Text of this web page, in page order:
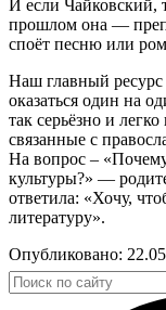
И если Чайковский,
прошлом она —
споёт песню или
Наш главный
оказаться один на
так серьёзно и
связанные с
На вопрос –
культуры?» —
ответила: «Хочу,
литературу».
Опубликовано: